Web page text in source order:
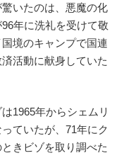
いたのは、悪魔の化
年に洗礼を受けて敬
境のキャンプで国連
活動に献身していた
1965年からシェムリ
ていたが、71年にク
きビゾを取り調べた